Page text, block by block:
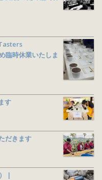
臨時休業いたしま
す
だきます
|